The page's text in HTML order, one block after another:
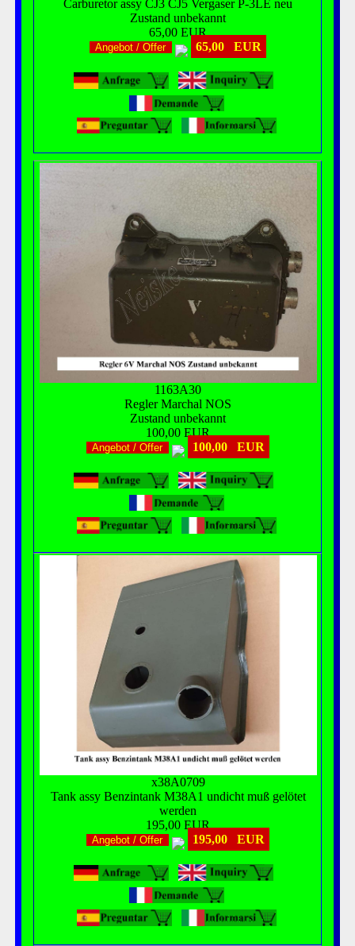
Carburetor assy CJ3 CJ5 Vergaser P-3LE neu
Zustand unbekannt
65,00 EUR
Angebot / Offer 65,00 EUR
1163A30
Regler Marchal NOS
Zustand unbekannt
100,00 EUR
Angebot / Offer 100,00 EUR
x38A0709
Tank assy Benzintank M38A1 undicht muß gelötet
werden
195,00 EUR
Angebot / Offer 195,00 EUR